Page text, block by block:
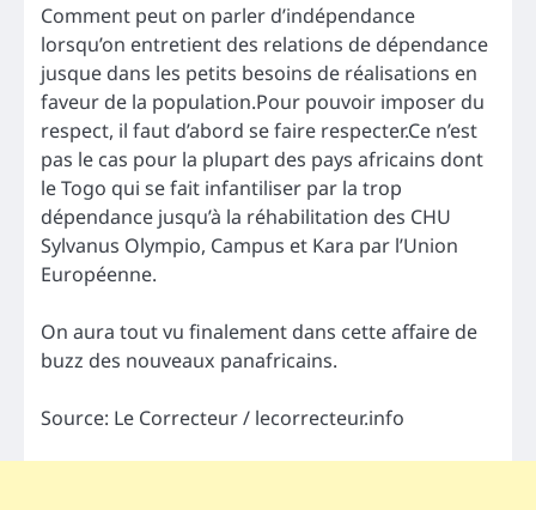
Comment peut on parler d’indépendance
lorsqu’on entretient des relations de dépendance
jusque dans les petits besoins de réalisations en
faveur de la population.Pour pouvoir imposer du
respect, il faut d’abord se faire respecter.Ce n’est
pas le cas pour la plupart des pays africains dont
le Togo qui se fait infantiliser par la trop
dépendance jusqu’à la réhabilitation des CHU
Sylvanus Olympio, Campus et Kara par l’Union
Européenne.
On aura tout vu finalement dans cette affaire de
buzz des nouveaux panafricains.
Source: Le Correcteur / lecorrecteur.info